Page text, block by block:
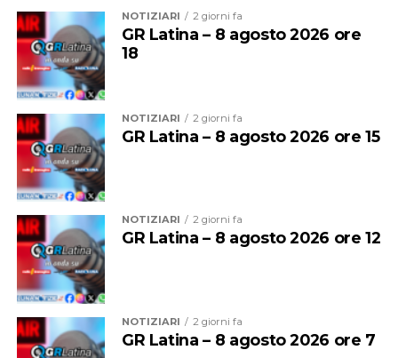
rafforziamo la rete territoriale per offrire un punto di
riferimento sicuro a residenti e turisti durante il picco
estivo, contribuendo al contempo a decongestionare il
Pronto Soccorso”
NOTIZIARI 2 giorni fa
GR Latina – 8 agosto 2026 ore
18
NOTIZIARI 2 giorni fa
GR Latina – 8 agosto 2026 ore 15
NOTIZIARI 2 giorni fa
GR Latina – 8 agosto 2026 ore 12
NOTIZIARI 2 giorni fa
GR Latina – 8 agosto 2026 ore 7